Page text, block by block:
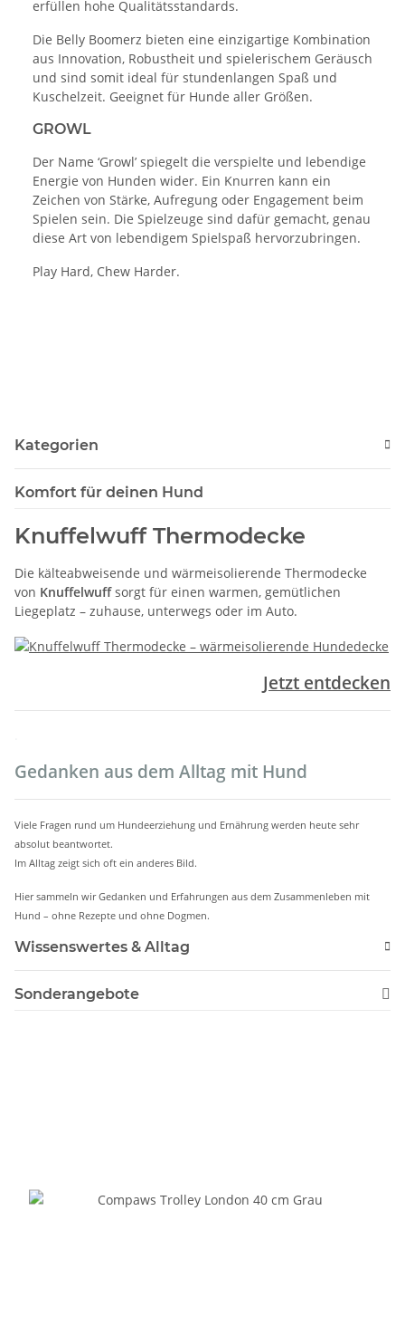
erfüllen hohe Qualitätsstandards.
Die Belly Boomerz bieten eine einzigartige Kombination
aus Innovation, Robustheit und spielerischem Geräusch
und sind somit ideal für stundenlangen Spaß und
Kuschelzeit. Geeignet für Hunde aller Größen.
GROWL
Der Name ‘Growl’ spiegelt die verspielte und lebendige
Energie von Hunden wider. Ein Knurren kann ein
Zeichen von Stärke, Aufregung oder Engagement beim
Spielen sein. Die Spielzeuge sind dafür gemacht, genau
diese Art von lebendigem Spielspaß hervorzubringen.
Play Hard, Chew Harder.
Kategorien
Komfort für deinen Hund
Knuffelwuff Thermodecke
Die kälteabweisende und wärmeisolierende Thermodecke
von Knuffelwuffsorgt für einen warmen, gemütlichen
Liegeplatz – zuhause, unterwegs oder im Auto.
Jetzt entdecken
Gedanken aus dem Alltag mit Hund
Viele Fragen rund um Hundeerziehung und Ernährung werden heute sehr
absolut beantwortet.
Im Alltag zeigt sich oft ein anderes Bild.
Hier sammeln wir Gedanken und Erfahrungen aus dem Zusammenleben mit
Hund – ohne Rezepte und ohne Dogmen.
Wissenswertes & Alltag
Sonderangebote